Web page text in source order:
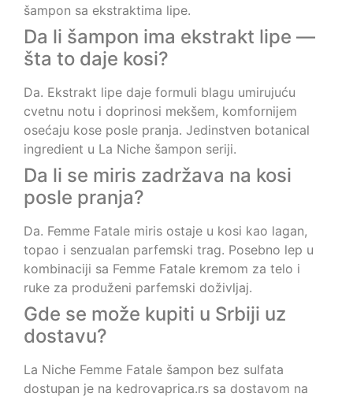
šampon sa ekstraktima lipe.
Da li šampon ima ekstrakt lipe —
šta to daje kosi?
Da. Ekstrakt lipe daje formuli blagu umirujuću
cvetnu notu i doprinosi mekšem, komfornijem
osećaju kose posle pranja. Jedinstven botanical
ingredient u La Niche šampon seriji.
Da li se miris zadržava na kosi
posle pranja?
Da. Femme Fatale miris ostaje u kosi kao lagan,
topao i senzualan parfemski trag. Posebno lep u
kombinaciji sa Femme Fatale kremom za telo i
ruke za produženi parfemski doživljaj.
Gde se može kupiti u Srbiji uz
dostavu?
La Niche Femme Fatale šampon bez sulfata
dostupan je na kedrovaprica.rs sa dostavom na